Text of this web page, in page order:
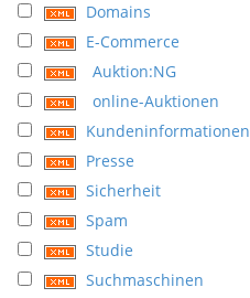
Domains
E-Commerce
Auktion:NG
online-Auktionen
Kundeninformationen
Presse
Sicherheit
Spam
Studie
Suchmaschinen